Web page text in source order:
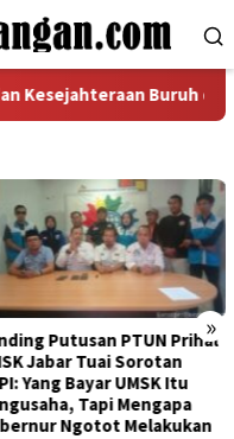
Buruh di PT Nam
»
Bupati Bogor, FSPMI
Rekomendasi Ini
Putusan PTUN